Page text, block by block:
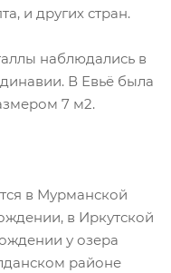
и других стран.
наблюдались в
В Евьё была
7 м2.
в Мурманской
в Иркутской
у озера
районе